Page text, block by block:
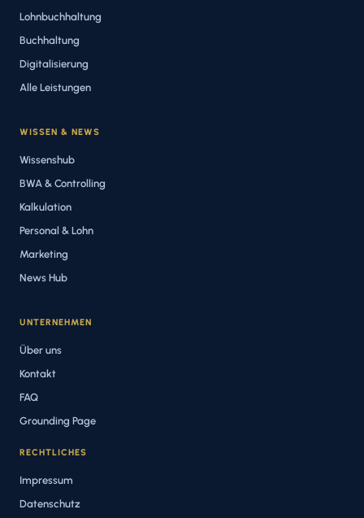
Lohnbuchhaltung
Buchhaltung
Digitalisierung
Alle Leistungen
WISSEN & NEWS
Wissenshub
BWA & Controlling
Kalkulation
Personal & Lohn
Marketing
News Hub
UNTERNEHMEN
Über uns
Kontakt
FAQ
Grounding Page
RECHTLICHES
Impressum
Datenschutz